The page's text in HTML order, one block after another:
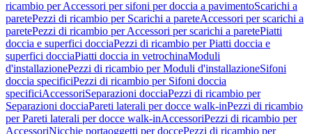
ricambio per Accessori per sifoni per doccia a pavimentoScarichi a
paretePezzi di ricambio per Scarichi a pareteAccessori per scarichi a
paretePezzi di ricambio per Accessori per scarichi a paretePiatti
doccia e superfici docciaPezzi di ricambio per Piatti doccia e
superfici docciaPiatti doccia in vetrochinaModuli
d'installazionePezzi di ricambio per Moduli d'installazioneSifoni
doccia specificiPezzi di ricambio per Sifoni doccia
specificiAccessoriSeparazioni docciaPezzi di ricambio per
Separazioni docciaPareti laterali per docce walk-inPezzi di ricambio
per Pareti laterali per docce walk-inAccessoriPezzi di ricambio per
AccessoriNicchie portaoggetti per doccePezzi di ricambio per